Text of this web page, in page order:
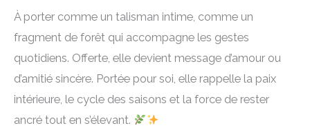
À porter comme un talisman intime, comme un
fragment de forêt qui accompagne les gestes
quotidiens. Offerte, elle devient message d’amour ou
d’amitié sincère. Portée pour soi, elle rappelle la paix
intérieure, le cycle des saisons et la force de rester
ancré tout en s’élevant.